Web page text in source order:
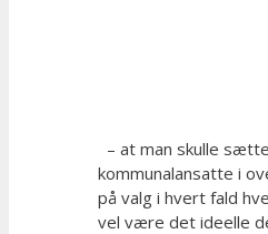
– at man skulle
kommunalansatte i
på valg i hvert fald
vel være det ideelle